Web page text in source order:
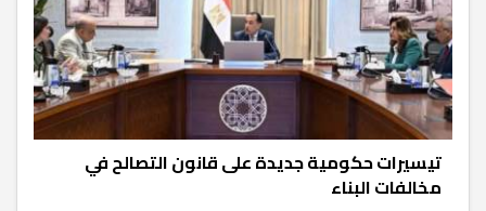
تيسيرات حكومية جديدة على قانون التصالح في
مخالفات البناء